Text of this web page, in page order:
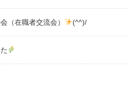
（在職者交流会） (^^)/